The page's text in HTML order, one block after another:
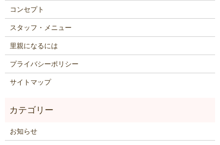
コンセプト
スタッフ・メニュー
里親になるには
プライバシーポリシー
サイトマップ
お知らせ